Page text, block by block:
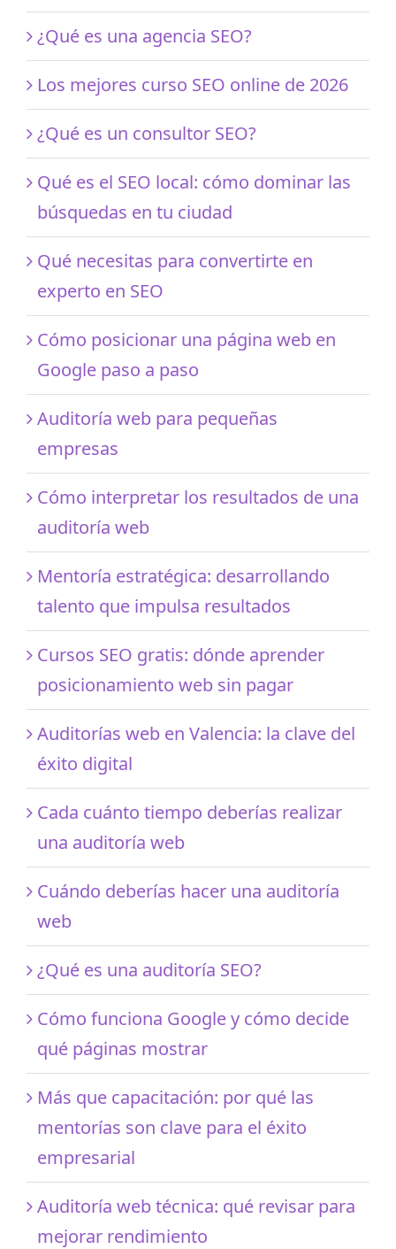
¿Qué es una agencia SEO?
Los mejores curso SEO online de 2026
¿Qué es un consultor SEO?
Qué es el SEO local: cómo dominar las
búsquedas en tu ciudad
Qué necesitas para convertirte en
experto en SEO
Cómo posicionar una página web en
Google paso a paso
Auditoría web para pequeñas
empresas
Cómo interpretar los resultados de una
auditoría web
Mentoría estratégica: desarrollando
talento que impulsa resultados
Cursos SEO gratis: dónde aprender
posicionamiento web sin pagar
Auditorías web en Valencia: la clave del
éxito digital
Cada cuánto tiempo deberías realizar
una auditoría web
Cuándo deberías hacer una auditoría
web
¿Qué es una auditoría SEO?
Cómo funciona Google y cómo decide
qué páginas mostrar
Más que capacitación: por qué las
mentorías son clave para el éxito
empresarial
Auditoría web técnica: qué revisar para
mejorar rendimiento